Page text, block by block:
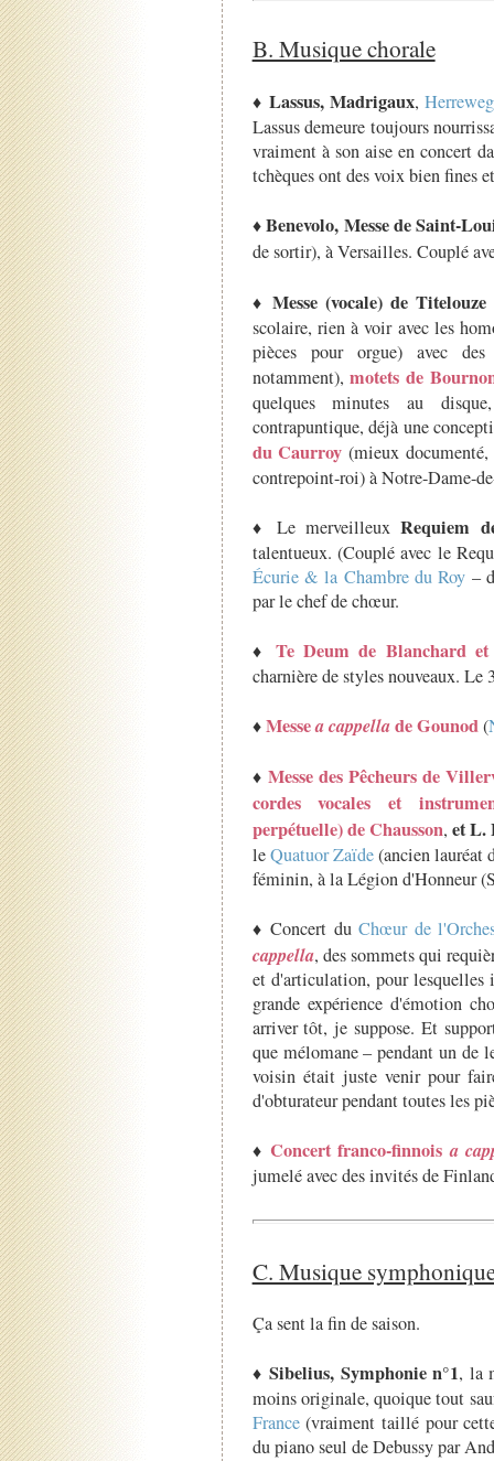
B. Musique chorale
♦ Lassus, Madrigaux,
Lassus demeure toujours
vraiment à son aise en concert
tchèques ont des voix bien fines
♦Benevolo, Messe de Saint-
de sortir), à Versailles. Couplé
♦ Messe (vocale) de Titelouze
scolaire, rien à voir avec les
pièces pour orgue) avec des
notamment),motets de
quelques minutes au
contrapuntique, déjà une
du Caurroy (mieux
contrepoint-roi) à Notre-Dame-
♦ Le merveilleuxRequiem
talentueux. (Couplé avec le
Écurie & la Chambre du Roy –
par le chef de chœur.
♦ Te Deum de Blanchard
charnière de styles nouveaux. Le
♦Messea cappellade Gounod(
♦ Messe des Pêcheurs de
cordes vocales et
perpétuelle) de Chausson, et L.
leQuatuor Zaïde(ancien lauréat
féminin, à la Légion d'Honneur
♦ Concert duChœur de
cappella, des sommets qui
et d'articulation, pour lesquelles
grande expérience d'émotion
arriver tôt, je suppose. Et
que mélomane – pendant un de
voisin était juste venir pour
d'obturateur pendant toutes les
♦Concert franco-finnoisa
jumelé avec des invités de
C. Musique
Ça sent la fin de saison.
♦ Sibelius, Symphonie n°1, la
moins originale, quoique tout
France(vraiment taillé pour
du piano seul de Debussy par